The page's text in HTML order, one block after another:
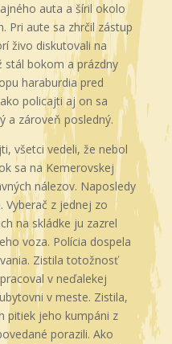
auta a šíril okolo
Pri aute sa zhrčil zástup
živo diskutovali na
stál bokom a prázdny
haraburdia pred
policajti aj on sa
a zároveň posledný.
všetci vedeli, že nebol
sa na Kemerovskej
nálezov. Naposledy
Vyberač z jednej zo
na skládke ju zazrel
voza. Polícia dospela
Zistila totožnosť
v neďalekej
v meste. Zistila,
pitiek jeho kumpáni z
porazili. Ako